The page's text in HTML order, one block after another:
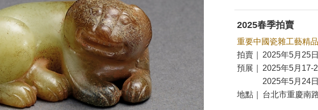
2025春季拍賣
重要中國瓷雜工藝精品
拍賣｜
2025年5月25
預展｜
2025年5月17-
2025年5月24
地點｜
台北市重慶南